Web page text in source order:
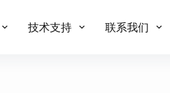
技术支持 联系我们